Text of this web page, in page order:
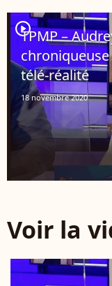
player2
TPMP –
télé-réalité
18 novembre 2020
Voir la